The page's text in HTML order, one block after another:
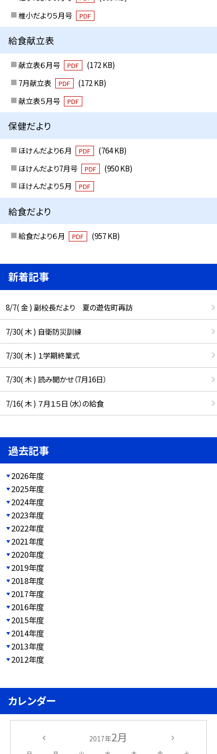
椎小だより５月号
PDF
給食献立表
献立表６月号 PDF
(172 KB)
7月献立表
PDF
(172 KB)
献立表５月号
PDF
保健だより
ほけんだより６月 PDF
(764 KB)
ほけんだより7月号
PDF
(950 KB)
ほけんだより５月
PDF
給食だより
給食だより６月 PDF (957 KB)
新着記事
8/7( 金 ) 副校長だより 夏の遊佐町再訪
7/30( 木 ) 自衛防災訓練
7/30( 木 ) １学期終業式
7/30( 木 ) 読み聞かせ（7月16日）
7/16( 木 ) ７月１５日（水）の給食
過去記事
2026年度
2025年度
2024年度
2023年度
2022年度
2021年度
2020年度
2019年度
2018年度
2017年度
2016年度
2015年度
2014年度
2013年度
2012年度
カレンダー
2017年2月